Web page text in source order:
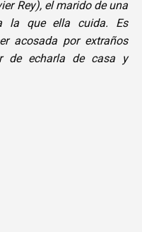
Rey), el marido de una
la que ella cuida. Es
acosada por extraños
de echarla de casa y